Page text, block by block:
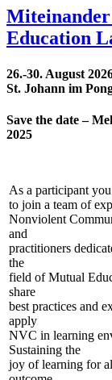
Education
26.-30. August
St. Johann im
Save the date –
2025
As a participant
to join a team of
Nonviolent
and
practitioners
the
field of Mutual
share
best practices and
apply
NVC in learning
Sustaining the
joy of learning for